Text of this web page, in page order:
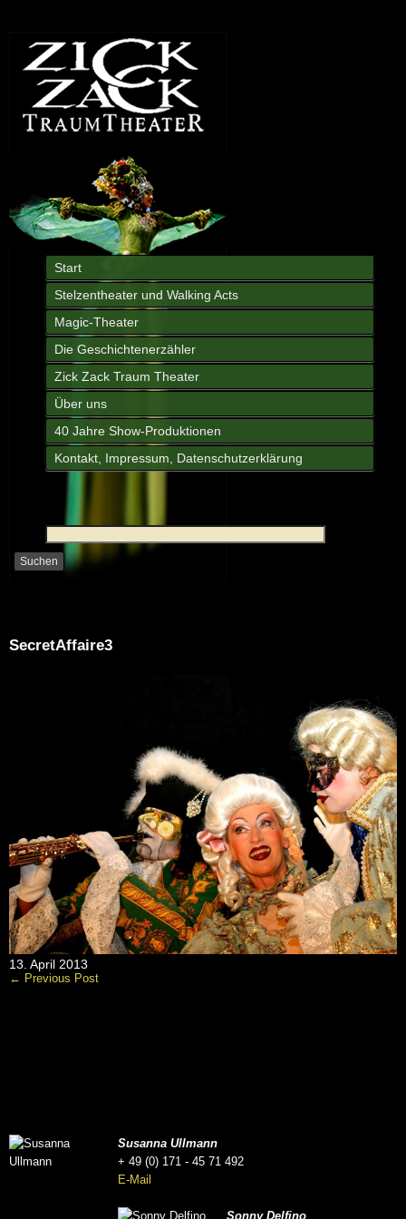
Start
Stelzentheater und Walking Acts
Magic-Theater
Die Geschichtenerzähler
Zick Zack Traum Theater
Über uns
40 Jahre Show-Produktionen
Kontakt, Impressum, Datenschutzerklärung
SecretAffaire3
13. April 2013
← Previous Post
Susanna Ullmann
+ 49 (0) 171 - 45 71 492
E-Mail
Sonny Delfino